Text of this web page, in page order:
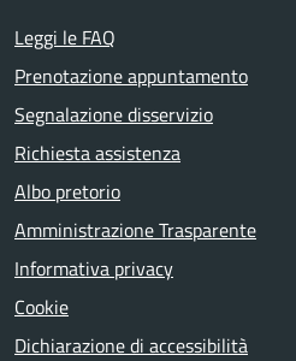
Leggi le FAQ
Prenotazione appuntamento
Segnalazione disservizio
Richiesta assistenza
Albo pretorio
Amministrazione Trasparente
Informativa privacy
Cookie
Dichiarazione di accessibilità